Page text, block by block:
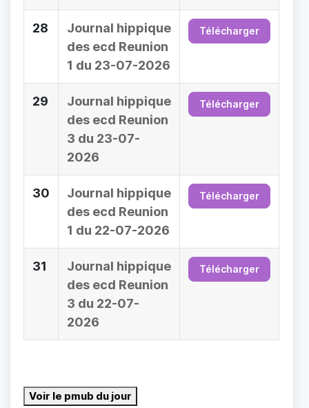
28
Journal hippique
des ecd Reunion
1 du 23-07-2026
Télécharger
29
Journal hippique
des ecd Reunion
3 du 23-07-
2026
Télécharger
30
Journal hippique
des ecd Reunion
1 du 22-07-2026
Télécharger
31
Journal hippique
des ecd Reunion
3 du 22-07-
2026
Télécharger
Voir le pmub du jour